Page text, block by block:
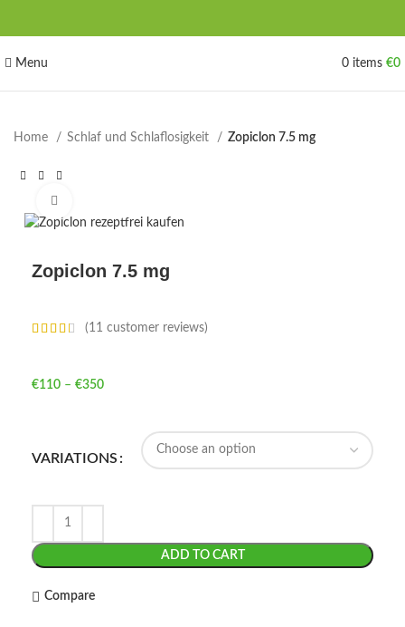
Menu 0 items €0
Home Schlaf und Schlaflosigkeit Zopiclon 7.5 mg
Zopiclon 7.5 mg
(11 customer reviews)
€110 – €350
VARIATIONS
ADD TO CART
Compare